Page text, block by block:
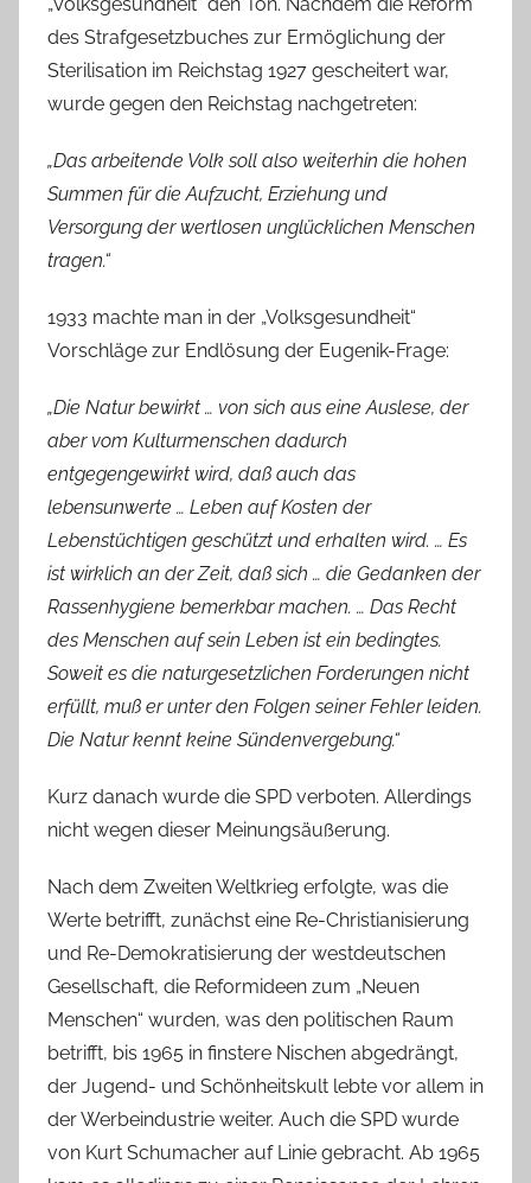
des Strafgesetzbuches zur Ermöglichung der
Sterilisation im Reichstag 1927 gescheitert war,
wurde gegen den Reichstag nachgetreten:
„Das arbeitende Volk soll also weiterhin die hohen
Summen für die Aufzucht, Erziehung und
Versorgung der wertlosen unglücklichen Menschen
tragen.“
1933 machte man in der „Volksgesundheit“
Vorschläge zur Endlösung der Eugenik-Frage:
„Die Natur bewirkt … von sich aus eine Auslese, der
aber vom Kulturmenschen dadurch
entgegengewirkt wird, daß auch das
lebensunwerte … Leben auf Kosten der
Lebenstüchtigen geschützt und erhalten wird. … Es
ist wirklich an der Zeit, daß sich … die Gedanken der
Rassenhygiene bemerkbar machen. … Das Recht
des Menschen auf sein Leben ist ein bedingtes.
Soweit es die naturgesetzlichen Forderungen nicht
erfüllt, muß er unter den Folgen seiner Fehler leiden.
Die Natur kennt keine Sündenvergebung.“
Kurz danach wurde die SPD verboten. Allerdings
nicht wegen dieser Meinungsäußerung.
Nach dem Zweiten Weltkrieg erfolgte, was die
Werte betrifft, zunächst eine Re-Christianisierung
und Re-Demokratisierung der westdeutschen
Gesellschaft, die Reformideen zum „Neuen
Menschen“ wurden, was den politischen Raum
betrifft, bis 1965 in finstere Nischen abgedrängt,
der Jugend- und Schönheitskult lebte vor allem in
der Werbeindustrie weiter. Auch die SPD wurde
von Kurt Schumacher auf Linie gebracht. Ab 1965